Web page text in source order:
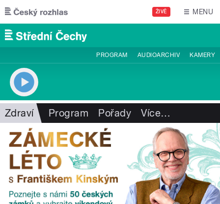
Přejít k hlavnímu obsahu
ŽIVĚ MENU
PROGRAM AUDIOARCHIV KAMERY
Zdraví Program Pořady Více…